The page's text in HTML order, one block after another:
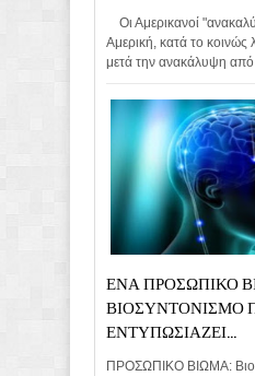
Οι Αμερικανοί
Αμερική, κατά το κοινώς
μετά την ανακάλυψη από
ΕΝΑ ΠΡΟΣΩΠΙΚΟ
ΒΙΟΣΥΝΤΟΝΙΣΜΟ
ΕΝΤΥΠΩΣΙΑΖΕΙ...
ΠΡΟΣΩΠΙΚΟ ΒΙΩΜΑ: